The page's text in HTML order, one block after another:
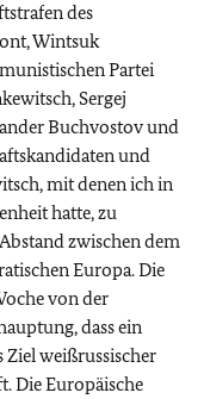
des
Wintsuk
Partei
Sergej
Buchvostov und
und
mit denen ich in
hatte, zu
zwischen dem
Europa. Die
von der
dass ein
weißrussischer
Die Europäische